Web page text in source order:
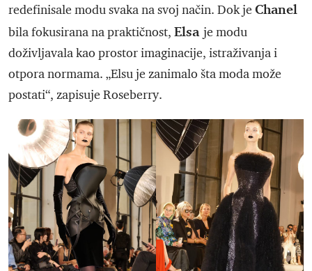
redefinisale modu svaka na svoj način. Dok je Chanel
bila fokusirana na praktičnost, Elsa je modu
doživljavala kao prostor imaginacije, istraživanja i
otpora normama. „Elsu je zanimalo šta moda može
postati“, zapisuje Roseberry.